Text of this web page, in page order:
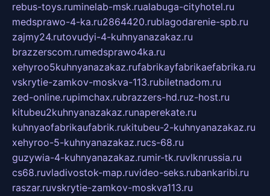
rebus-toys.ruminelab-msk.rualabuga-cityhotel.ru
medsprawo-4-ka.ru2864420.rublagodarenie-spb.ru
zajmy24.rutovudyi-4-kuhnyanazakaz.ru
brazzerscom.rumedsprawo4ka.ru
xehyroo5kuhnyanazakaz.rufabrikayfabrikaefabrika.ru
vskrytie-zamkov-moskva-113.rubiletnadom.ru
zed-online.rupimchax.rubrazzers-hd.ruz-host.ru
kitubeu2kuhnyanazakaz.runaperekate.ru
kuhnyaofabrikaufabrik.rukitubeu-2-kuhnyanazakaz.ru
xehyroo-5-kuhnyanazakaz.rucs-68.ru
guzywia-4-kuhnyanazakaz.rumir-tk.ruvlknrussia.ru
cs68.ruvladivostok-map.ruvideo-seks.rubankaribi.ru
raszar.ruvskrytie-zamkov-moskva113.ru